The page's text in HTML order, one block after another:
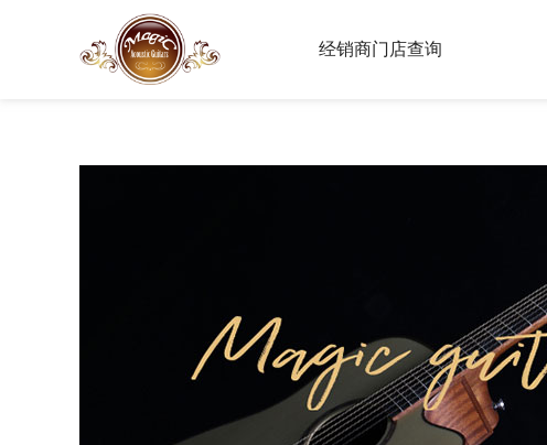
经销商门店查询